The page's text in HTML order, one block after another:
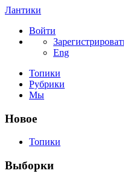
Лантики
Войти
Eng
Топики
Рубрики
Мы
Новое
Топики
Выборки